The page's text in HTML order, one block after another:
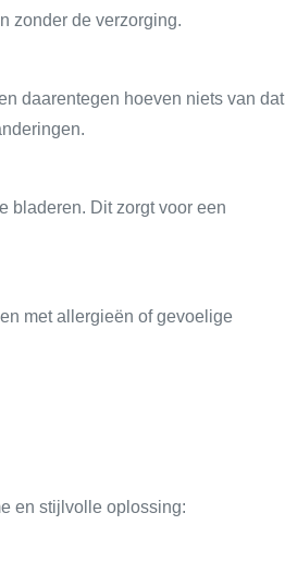
zonder de verzorging.
daarentegen hoeven niets van dat
bladeren. Dit zorgt voor een
met allergieën of gevoelige
en stijlvolle oplossing: